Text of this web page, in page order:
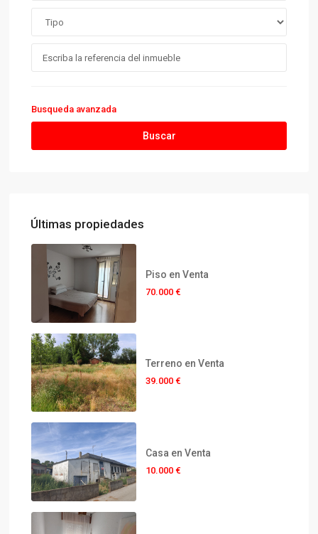
Busqueda avanzada
Buscar
Últimas propiedades
Piso en Venta
70.000 €
Terreno en Venta
39.000 €
Casa en Venta
10.000 €